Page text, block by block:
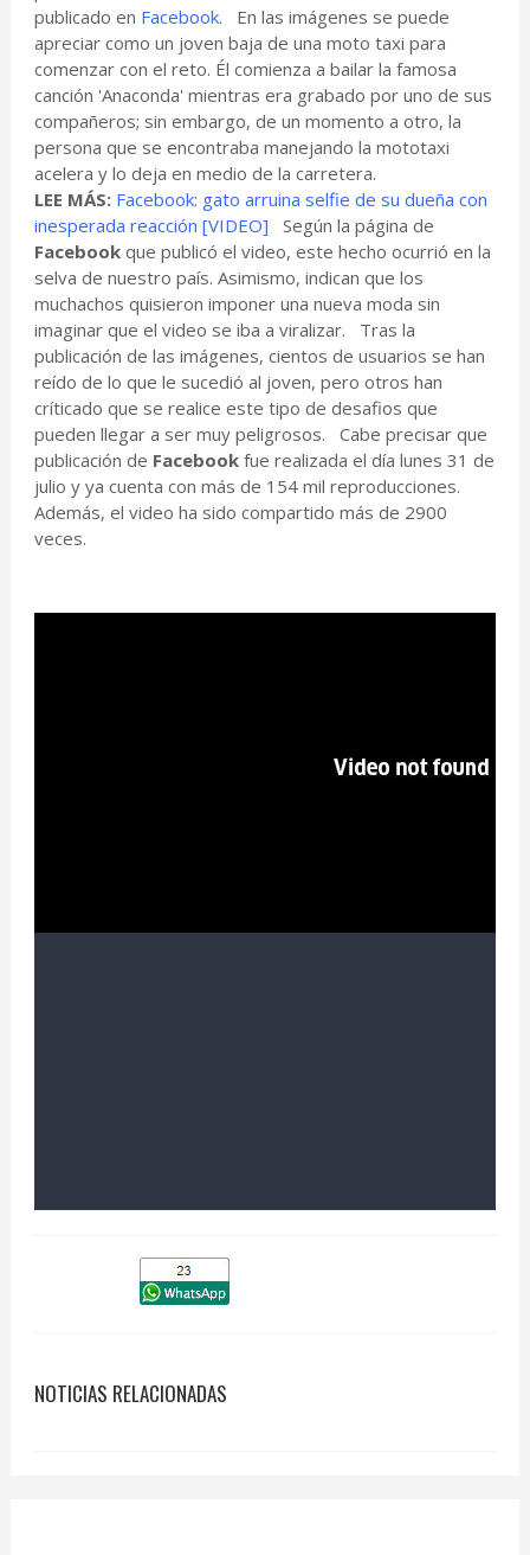
publicado en Facebook. En las imágenes se puede
apreciar como un joven baja de una moto taxi para
comenzar con el reto. Él comienza a bailar la famosa
canción 'Anaconda' mientras era grabado por uno de sus
compañeros; sin embargo, de un momento a otro, la
persona que se encontraba manejando la mototaxi
acelera y lo deja en medio de la carretera.
LEE MÁS: Facebook: gato arruina selfie de su dueña con
inesperada reacción [VIDEO] Según la página de
Facebookque publicó el video, este hecho ocurrió en la
selva de nuestro país. Asimismo, indican que los
muchachos quisieron imponer una nueva moda sin
imaginar que el video se iba a viralizar. Tras la
publicación de las imágenes, cientos de usuarios se han
reído de lo que le sucedió al joven, pero otros han
críticado que se realice este tipo de desafios que
pueden llegar a ser muy peligrosos. Cabe precisar que
publicación de Facebook fue realizada el día lunes 31 de
julio y ya cuenta con más de 154 mil reproducciones.
Además, el video ha sido compartido más de 2900
veces.
NOTICIAS RELACIONADAS